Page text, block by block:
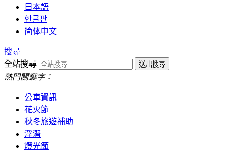
日本語
한글판
简体中文
搜尋
全站搜尋
熱門關鍵字：
公車資訊
花火節
秋冬旅遊補助
浮潛
燈光節